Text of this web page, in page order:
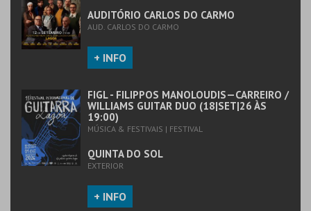
COMPRAR
AUDITÓRIO CARLOS DO CARMO
AUD. CARLOS DO CARMO
+ INFO
FIGL - FILIPPOS MANOLOUDIS—CARREIRO /
WILLIAMS GUITAR DUO (18|SET|26 ÀS
19:00)
MÚSICA & FESTIVAIS | FESTIVAL
QUINTA DO SOL
EXTERIOR
+ INFO